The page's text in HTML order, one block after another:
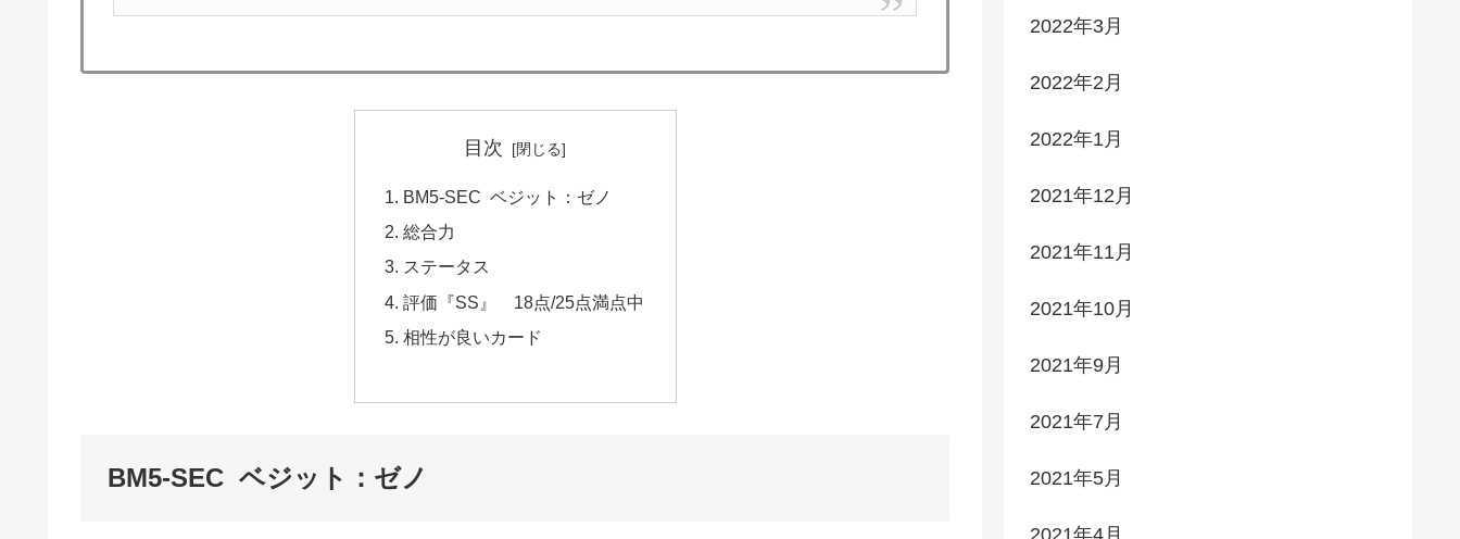
目次
BM5-SEC ベジット：ゼノ
総合力
ステータス
評価『SS』 18点/25点満点中
相性が良いカード
BM5-SEC ベジット：ゼノ
2022年3月
2022年2月
2022年1月
2021年12月
2021年11月
2021年10月
2021年9月
2021年7月
2021年5月
2021年4月